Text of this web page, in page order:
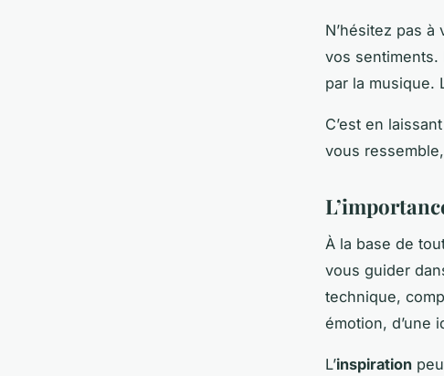
N’hésitez pas
vos sentiments.
par la musique.
C’est en
vous
À la base de
vous guider
technique,
émotion, d’une
L’inspiration